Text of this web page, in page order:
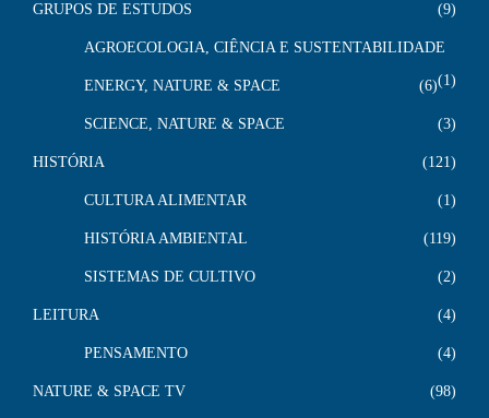
GRUPOS DE ESTUDOS 9
AGROECOLOGIA, CIÊNCIA E SUSTENTABILIDADE
1
ENERGY, NATURE & SPACE 6
SCIENCE, NATURE & SPACE 3
HISTÓRIA 121
CULTURA ALIMENTAR 1
HISTÓRIA AMBIENTAL 119
SISTEMAS DE CULTIVO 2
LEITURA 4
PENSAMENTO 4
NATURE & SPACE TV 98